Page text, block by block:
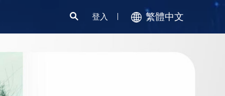
登入 繁體中文